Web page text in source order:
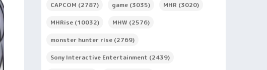
CAPCOM (2787) game (3035) MHR (3020)
MHRise (10032) MHW (2576)
monster hunter rise (2769)
Sony Interactive Entertainment (2439)